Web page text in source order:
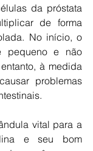
da próstata
de forma
No início, o
pequeno e não
à medida
problemas
vital para a
e seu bom